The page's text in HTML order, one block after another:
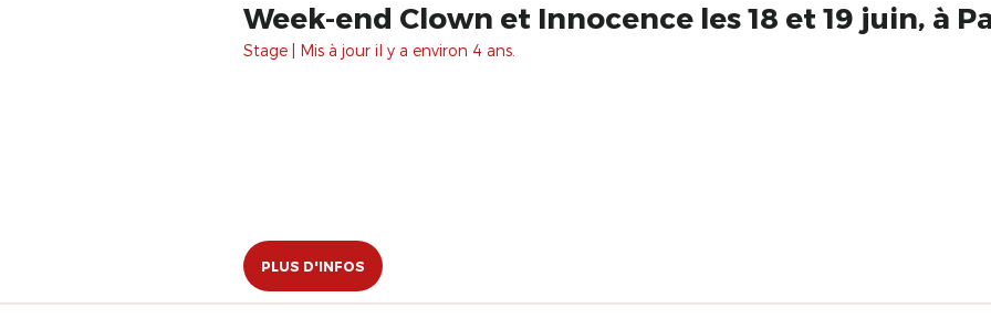
Week-end Clown et Innocence les 18 et 19 juin, à
Stage | Mis à jour il y a environ 4 ans.
PLUS D'INFOS